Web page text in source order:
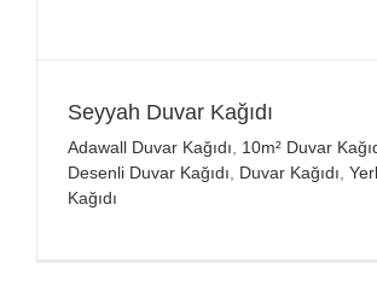
Seyyah Duvar Kağıdı
Adawall Duvar Kağıdı, 10m² Duvar
Desenli Duvar Kağıdı, Duvar Kağıdı,
Kağıdı